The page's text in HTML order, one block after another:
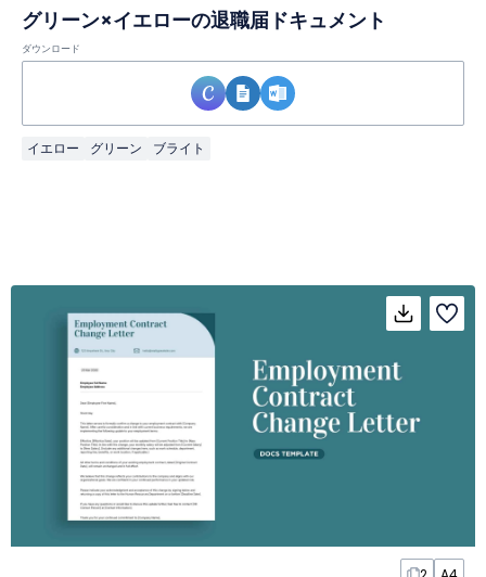
グリーン×イエローの退職届ドキュメント
ダウンロード
イエロー グリーン ブライト